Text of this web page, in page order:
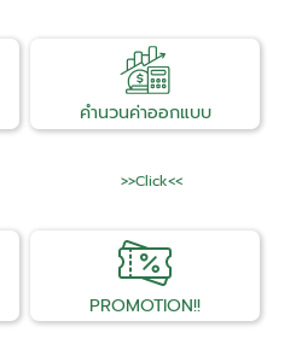
คำนวนค่าออกแบบ
>>Click<<
PROMOTION!!